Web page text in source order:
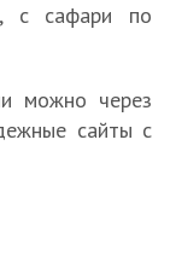
с сафари по
можно через
сайты с